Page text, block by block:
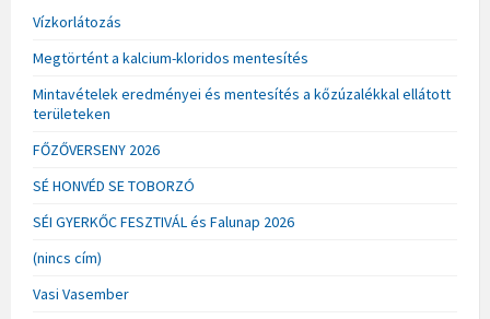
Vízkorlátozás
Megtörtént a kalcium-kloridos mentesítés
Mintavételek eredményei és mentesítés a kőzúzalékkal ellátott
területeken
FŐZŐVERSENY 2026
SÉ HONVÉD SE TOBORZÓ
SÉI GYERKŐC FESZTIVÁL és Falunap 2026
(nincs cím)
Vasi Vasember